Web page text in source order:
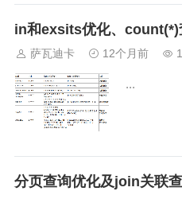
in和exsits优化、count(*)
萨瓦迪卡 12个月前
...
分页查询优化及join关联